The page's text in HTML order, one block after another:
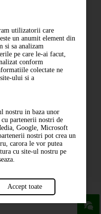
ABONARE
utilizatorii care
un anumit element din
si sa analizam
pe care le-ai facut,
conform
colectate ne
ului si a
nostru in baza unor
partenerii nostri de
Google, Microsoft
nostri pot crea un
carora le vor putea
cu site-ul nostru pe
Accept toate